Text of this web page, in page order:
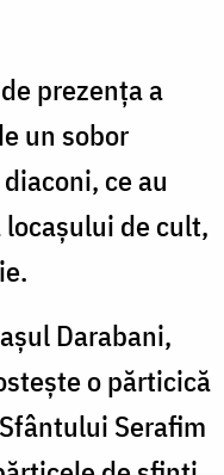
prezenţa a
un sobor
ce au
de cult,
Darabani,
o părticică
Serafim